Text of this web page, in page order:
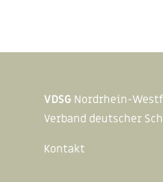
VDSG Nordrhein-
Verband deutscher
Kontakt